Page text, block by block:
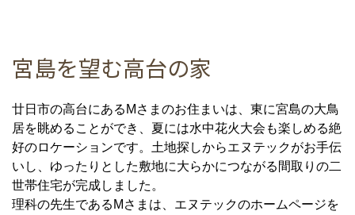
宮島を望む高台の家
廿日市の高台にあるMさまのお住まいは、東に宮島の大鳥
居を眺めることができ、夏には水中花火大会も楽しめる絶
好のロケーションです。土地探しからエヌテックがお手伝
いし、ゆったりとした敷地に大らかにつながる間取りの二
世帯住宅が完成しました。
理科の先生であるMさまは、エヌテックのホームページを